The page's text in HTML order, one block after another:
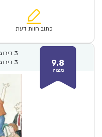
₪61.00.
הוא:
כתוב חוות דעת
9.8
מצוין
3
3